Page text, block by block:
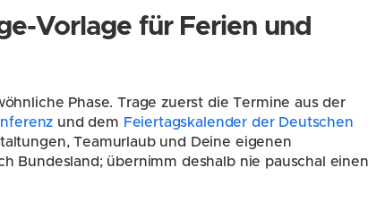
Vorlage für Ferien und
Nutze diese Vorlage für jede starke oder ungewöhnliche Phase. Trage zuerst die Termine aus der
und dem Feiertagskalender der Deutschen
Teamurlaub und Deine eigenen
Bundesland; übernimm deshalb nie pauschal einen